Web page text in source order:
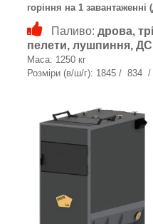
горіння на 1 завантаженні
Паливо: дрова,
пелети, лушпиння,
Маса: 1250 кг
Розміри (в/ш/г): 1845 / 834